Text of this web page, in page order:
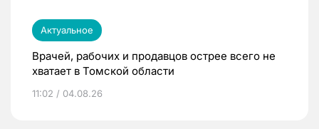
Актуальное
Врачей, рабочих и продавцов острее всего не
хватает в Томской области
11:02 / 04.08.26